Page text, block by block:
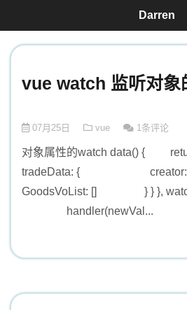
vue watch 监听对象
07月25日 vue 1条评论
对象属性的watch data()
tradeData: {
GoodsVoList: [] } } },
handler(newVal...
Darren